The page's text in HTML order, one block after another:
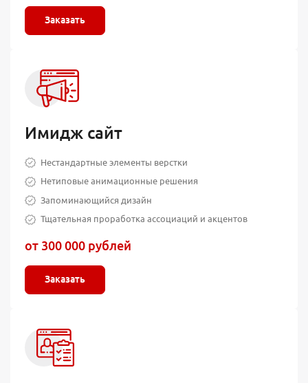
Заказать
Имидж сайт
Нестандартные элементы верстки
Нетиповые анимационные решения
Запоминающийся дизайн
Тщательная проработка ассоциаций и акцентов
от 300 000 рублей
Заказать